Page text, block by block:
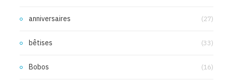
anniversaires (27)
bêtises (33)
Bobos (16)